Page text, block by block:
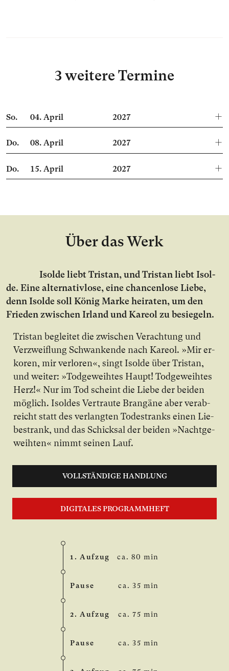
3 weitere Termine
So. 04.April 2027
Do. 08.April 2027
Do. 15.April 2027
Über das Werk
Isol­de liebt Tri­stan, und Tri­stan liebt Isol­
de. Ei­ne al­ter­na­tiv­lo­se, ei­ne chan­cen­lo­se Lie­be,
denn Isol­de soll Kö­nig Mar­ke hei­ra­ten, um den
Frie­den zwi­schen Ir­land und Ka­re­ol zu be­sie­geln.
Tri­stan be­glei­tet die zwi­schen Ver­ach­tung und
Ver­zweif­lung Schwan­ken­de nach Ka­re­ol. »Mir er­
ko­ren, mir ver­lo­ren«, singt Isol­de über Tri­stan,
und wei­ter: »Tod­ge­weih­tes Haupt! Tod­ge­weih­tes
Herz!« Nur im Tod scheint die Lie­be der bei­den
mög­lich. Isol­des Ver­trau­te Bran­gä­ne aber ver­ab­
reicht statt des ver­lang­ten To­des­tranks ei­nen Lie­
bes­trank, und das Schick­sal der bei­den »Nacht­ge­
weih­ten« nimmt sei­nen Lauf.
VOLLSTÄNDIGE HANDLUNG
DIGITALES PROGRAMMHEFT
1. Aufzug ca. 80 min
Pause ca. 35 min
2. Aufzug ca. 75 min
Pause ca. 35 min